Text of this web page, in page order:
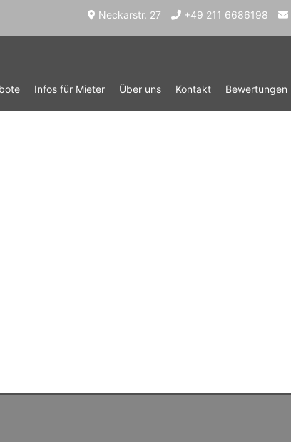
Neckarstr. 27 +49 211 6686198
Infos für Mieter Über uns Kontakt Bewertungen